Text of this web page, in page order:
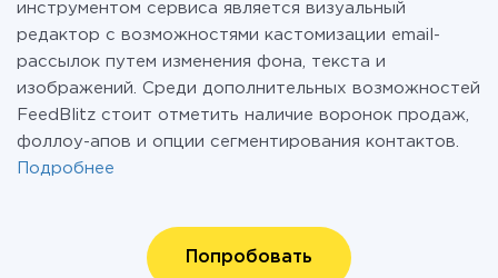
инструментом сервиса является визуальный
редактор с возможностями кастомизации email-
рассылок путем изменения фона, текста и
изображений. Среди дополнительных возможностей
FeedBlitz стоит отметить наличие воронок продаж,
фоллоу-апов и опции сегментирования контактов.
Подробнее
Попробовать